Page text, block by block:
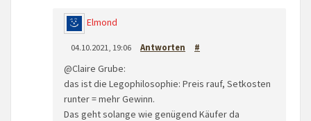
Elmond
04.10.2021, 19:06 Antworten #
@Claire Grube:
das ist die Legophilosophie: Preis rauf, Setkosten
runter = mehr Gewinn.
Das geht solange wie genügend Käufer da